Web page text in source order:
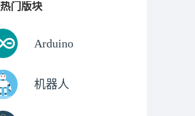
热门版块
Arduino
机器人